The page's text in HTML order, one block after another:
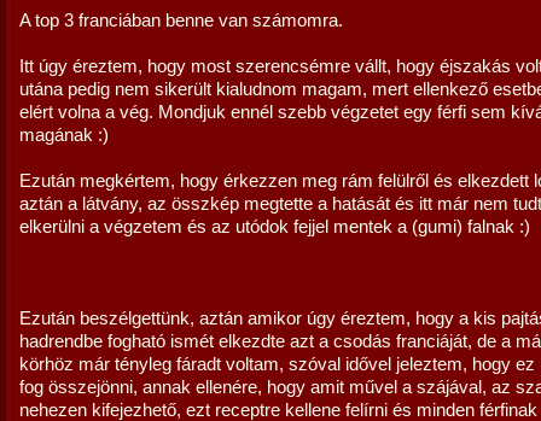
A top 3 franciában benne van számomra.
Itt úgy éreztem, hogy most szerencsémre vállt, hogy éjszakás
utána pedig nem sikerült kialudnom magam, mert ellenkező
elért volna a vég. Mondjuk ennél szebb végzetet egy férfi sem
magának :)
Ezután megkértem, hogy érkezzen meg rám felülről és elkezdett
aztán a látvány, az összkép megtette a hatását és itt már nem
elkerülni a végzetem és az utódok fejjel mentek a (gumi) falnak :)
Ezután beszélgettünk, aztán amikor úgy éreztem, hogy a kis
hadrendbe fogható ismét elkezdte azt a csodás franciáját, de a
körhöz már tényleg fáradt voltam, szóval idővel jeleztem, hogy
fog összejönni, annak ellenére, hogy amit művel a szájával, az
nehezen kifejezhető, ezt receptre kellene felírni és minden férfinak